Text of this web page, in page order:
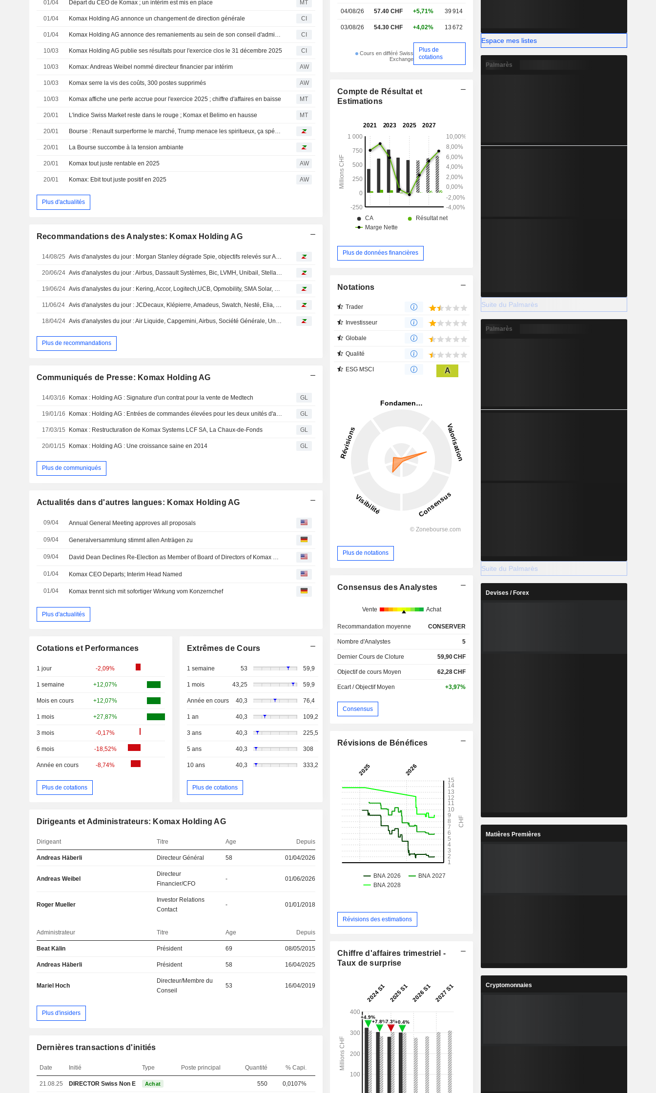
01/04 Départ du CEO de Komax ; un intérim est mis en place MT
01/04 Komax Holding AG annonce un changement de direction générale CI
01/04 Komax Holding AG annonce des remaniements au sein de son conseil d'administration et de ses comités CI
10/03 Komax Holding AG publie ses résultats pour l'exercice clos le 31 décembre 2025 CI
10/03 Komax: Andreas Weibel nommé directeur financier par intérim AW
10/03 Komax serre la vis des coûts, 300 postes supprimés AW
10/03 Komax affiche une perte accrue pour l'exercice 2025 ; chiffre d'affaires en baisse MT
20/01 L'indice Swiss Market reste dans le rouge ; Komax et Belimo en hausse MT
20/01 Bourse : Renault surperforme le marché, Trump menace les spiritueux, ça spécule sur Abivax
20/01 La Bourse succombe à la tension ambiante
20/01 Komax tout juste rentable en 2025 AW
20/01 Komax: Ebit tout juste positif en 2025 AW
Plus d'actualités
Recommandations des Analystes: Komax Holding AG
14/08/25
20/06/24
19/06/24
11/06/24
18/04/24
Plus de recommandations
Communiqués de Presse: Komax Holding AG
14/03/16 Komax : Holding AG : Signature d'un contrat pour la vente de Medtech GL
19/01/16 GL
17/03/15 Komax : Restructuration de Komax Systems LCF SA, La Chaux-de-Fonds GL
20/01/15 Komax : Holding AG : Une croissance saine en 2014 GL
Plus de communiqués
Actualités dans d'autres langues: Komax Holding AG
09/04 Annual General Meeting approves all proposals
09/04 Generalversammlung stimmt allen Anträgen zu
09/04 David Dean Declines Re-Election as Member of Board of Directors of Komax Holding AG
01/04 Komax CEO Departs; Interim Head Named
01/04 Komax trennt sich mit sofortiger Wirkung vom Konzernchef
Plus d'actualités
Cotations et Performances
1 jour -2,09%
1 semaine +12,07%
Mois en cours +12,07%
1 mois +27,87%
3 mois -0,17%
6 mois -18,52%
Année en cours -8,74%
Plus de cotations
Extrêmes de Cours
1 semaine 53 59,9
1 mois 43,25 59,9
Année en cours 40,3 76,4
1 an 40,3 109,2
3 ans 40,3 225,5
5 ans 40,3 308
10 ans 40,3 333,2
Plus de cotations
Dirigeants et Administrateurs: Komax Holding AG
Dirigeant Titre Age Depuis
Andreas Häberli Directeur Général 58 01/04/2026
Andreas Weibel
Directeur
Financier/CFO
- 01/06/2026
Roger Mueller
Investor Relations
Contact
- 01/01/2018
Administrateur Titre Age Depuis
Beat Kälin Président 69 08/05/2015
Andreas Häberli Président 58 16/04/2025
Mariel Hoch
Directeur/Membre du
Conseil
53 16/04/2019
Plus d'insiders
Dernières transactions d'initiés
Date Initié Type Poste principal Quantité % Capi.
21.08.25 DIRECTOR Swiss Non EXECUTIVE
Achat 550 0,0107%
Asie et en Afrique.
04/08/26 57.40 CHF +5,71% 39 914
03/08/26 54.30 CHF +4,02% 13 672
Cours en différé Swiss
Exchange
Plus de
cotations
Compte de Résultat et
Estimations
Plus de données financières
Notations
Trader
Investisseur
Globale
Qualité
ESG MSCI A
Plus de notations
Consensus des Analystes
Vente Achat
Recommandation moyenne CONSERVER
Nombre d'Analystes 5
Dernier Cours de Cloture 59,90CHF
Objectif de cours Moyen 62,28CHF
Ecart / Objectif Moyen +3,97%
Consensus
Révisions de Bénéfices
Révisions des estimations
Chiffre d'affaires trimestriel -
Taux de surprise
Espace mes listes
Palmarès
Suite du Palmarès
Palmarès
Suite du Palmarès
Devises / Forex
Matières Premières
Cryptomonnaies